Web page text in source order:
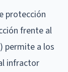
protección
frente al
) permite a los
infractor